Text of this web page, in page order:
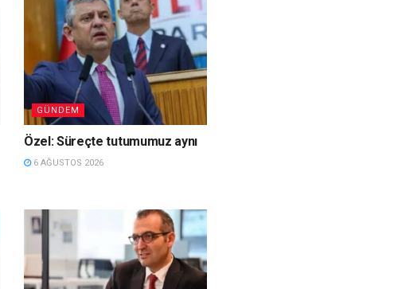
GÜNDEM
Özel: Süreçte tutumumuz aynı
6 AĞUSTOS 2026